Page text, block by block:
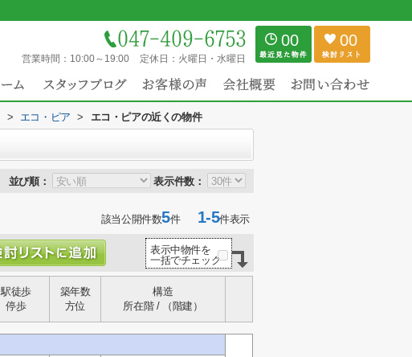
営業時間： 10:00～19:00 定休日： 火曜日・水曜日
00 00
> エコ・ピア > エコ・ピアの近くの物件
並び順： 表示件数：
該当公開件数5件1-5件表示
表示中物件を
一括でチェック
駅徒歩
停歩
築年数
方位
構造
所在階 / （階建）